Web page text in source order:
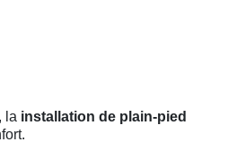
, la installation de plain-pied